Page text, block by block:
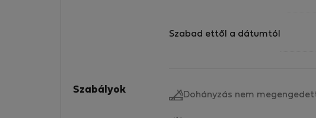
Szabad ettől a dátumtól
Szabályok Dohányzás nem